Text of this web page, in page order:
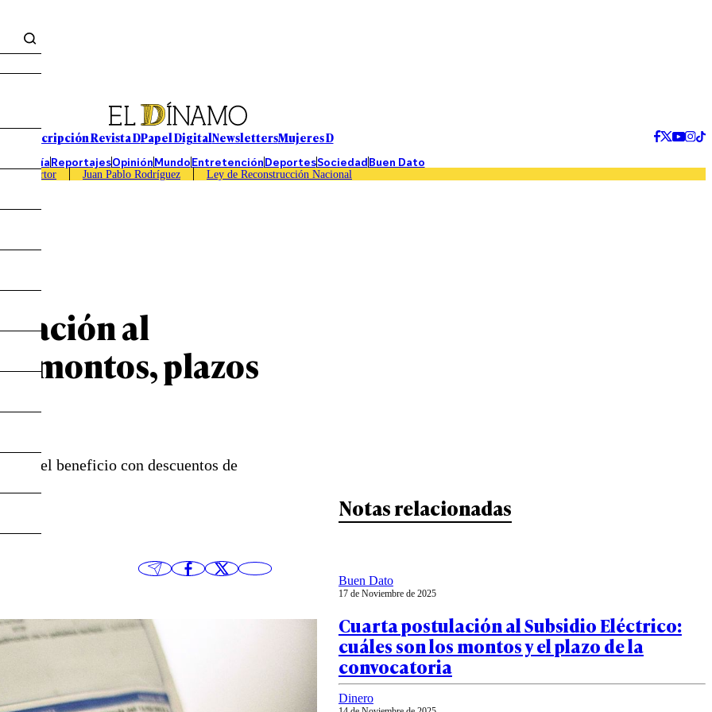
Suscripción Revista DPapel DigitalNewslettersMujeres D
EconomíaReportajesOpiniónMundoEntretenciónDeportesSociedadBuen Dato
Caso Sartor Juan Pablo Rodríguez Ley de Reconstrucción Nacional
al
montos, plazos
el beneficio con descuentos de
Notas relacionadas
Buen Dato
17 de Noviembre de 2025
Cuarta postulación al Subsidio Eléctrico:
cuáles son los montos y el plazo de la
convocatoria
Dinero